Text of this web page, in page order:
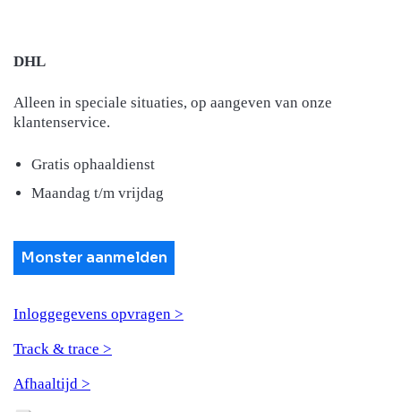
DHL
Alleen in speciale situaties, op aangeven van onze
klantenservice.
Gratis ophaaldienst
Maandag t/m vrijdag
Monster aanmelden
Inloggegevens opvragen >
Track & trace >
Afhaaltijd >